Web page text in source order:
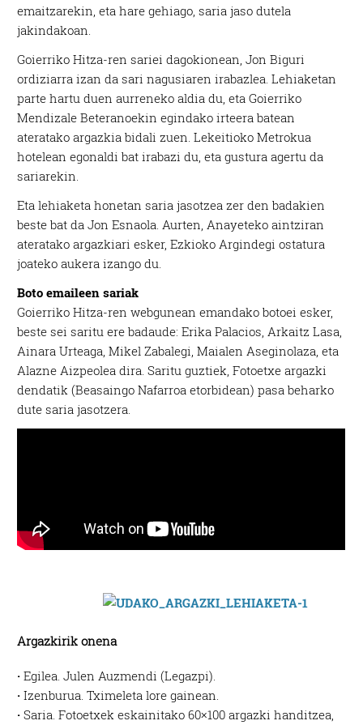
emaitzarekin, eta hare gehiago, saria jaso dutela
jakindakoan.
Goierriko Hitza-ren sariei dagokionean, Jon Biguri
ordiziarra izan da sari nagusiaren irabazlea. Lehiaketan
parte hartu duen aurreneko aldia du, eta Goierriko
Mendizale Beteranoekin egindako irteera batean
ateratako argazkia bidali zuen. Lekeitioko Metrokua
hotelean egonaldi bat irabazi du, eta gustura agertu da
sariarekin.
Eta lehiaketa honetan saria jasotzea zer den badakien
beste bat da Jon Esnaola. Aurten, Anayeteko aintziran
ateratako argazkiari esker, Ezkioko Argindegi ostatura
joateko aukera izango du.
Boto emaileen sariak
Goierriko Hitza-ren webgunean emandako botoei esker,
beste sei saritu ere badaude: Erika Palacios, Arkaitz Lasa,
Ainara Urteaga, Mikel Zabalegi, Maialen Aseginolaza, eta
Alazne Aizpeolea dira. Saritu guztiek, Fotoetxe argazki
dendatik (Beasaingo Nafarroa etorbidean) pasa beharko
dute saria jasotzera.
Argazkirik onena
· Egilea. Julen Auzmendi (Legazpi).
· Izenburua. Tximeleta lore gainean.
· Saria. Fotoetxek eskainitako 60×100 argazki handitzea,